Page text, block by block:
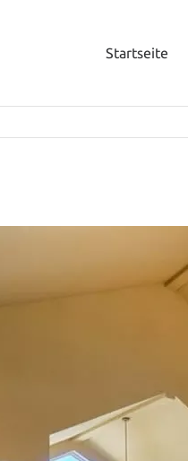
Startseite